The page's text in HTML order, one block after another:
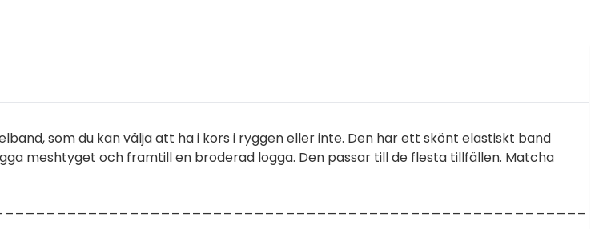
som du kan välja att ha i kors i ryggen eller inte. Den har ett skönt elastiskt band
meshtyget och framtill en broderad logga. Den passar till de flesta tillfällen. Matcha